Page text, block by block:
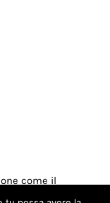
come il